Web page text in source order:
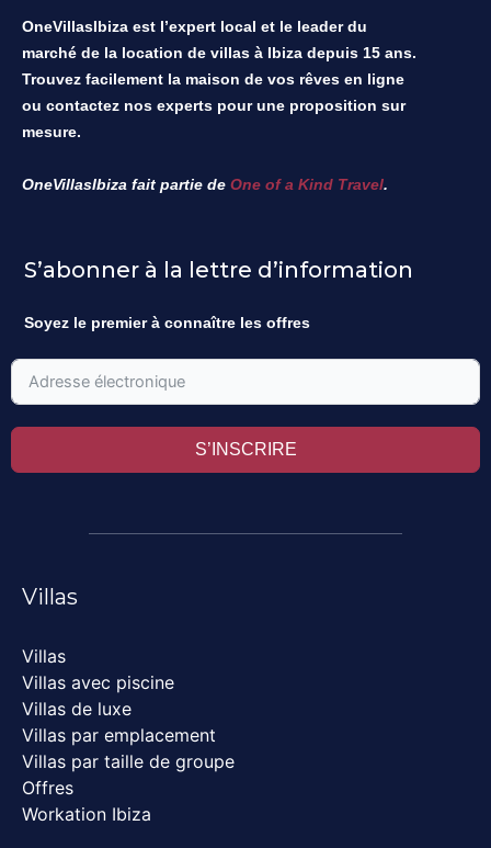
OneVillasIbiza est l’expert local et le leader du
marché de la location de villas à Ibiza depuis 15 ans.
Trouvez facilement la maison de vos rêves en ligne
ou contactez nos experts pour une proposition sur
mesure.
OneVillasIbiza fait partie de One of a Kind Travel.
S’abonner à la lettre d’information
Soyez le premier à connaître les offres
S’INSCRIRE
Villas
Villas
Villas avec piscine
Villas de luxe
Villas par emplacement
Villas par taille de groupe
Offres
Workation Ibiza